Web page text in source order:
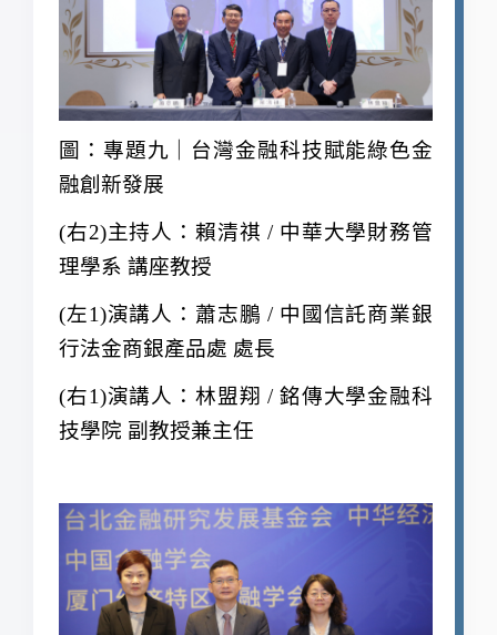
圖：專題九｜台灣金融科技賦能綠色金
融創新發展
(右2)主持人：賴清祺 / 中華大學財務管
理學系 講座教授
(左1)演講人：蕭志鵬 / 中國信託商業銀
行法金商銀產品處 處長
(右1)演講人：林盟翔 / 銘傳大學金融科
技學院 副教授兼主任